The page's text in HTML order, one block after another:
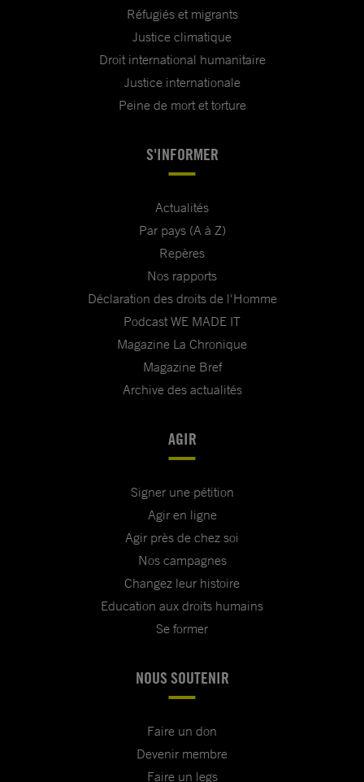
Réfugiés et migrants
Justice climatique
Droit international humanitaire
Justice internationale
Peine de mort et torture
S'INFORMER
Actualités
Par pays (A à Z)
Repères
Nos rapports
Déclaration des droits de l'Homme
Podcast WE MADE IT
Magazine La Chronique
Magazine Bref
Archive des actualités
AGIR
Signer une pétition
Agir en ligne
Agir près de chez soi
Nos campagnes
Changez leur histoire
Education aux droits humains
Se former
NOUS SOUTENIR
Faire un don
Devenir membre
Faire un legs